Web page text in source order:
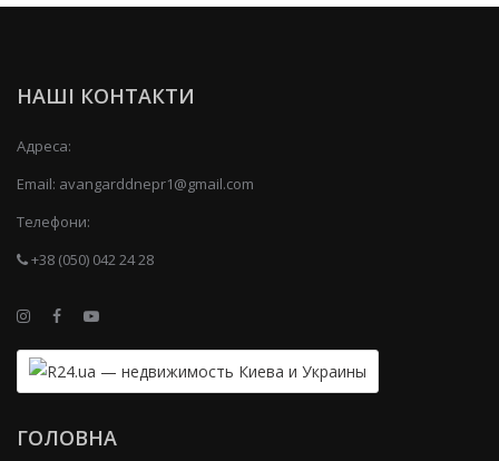
НАШІ КОНТАКТИ
Адреса:
Email: avangarddnepr1@gmail.com
Телефони:
+38 (050) 042 24 28
ГОЛОВНА